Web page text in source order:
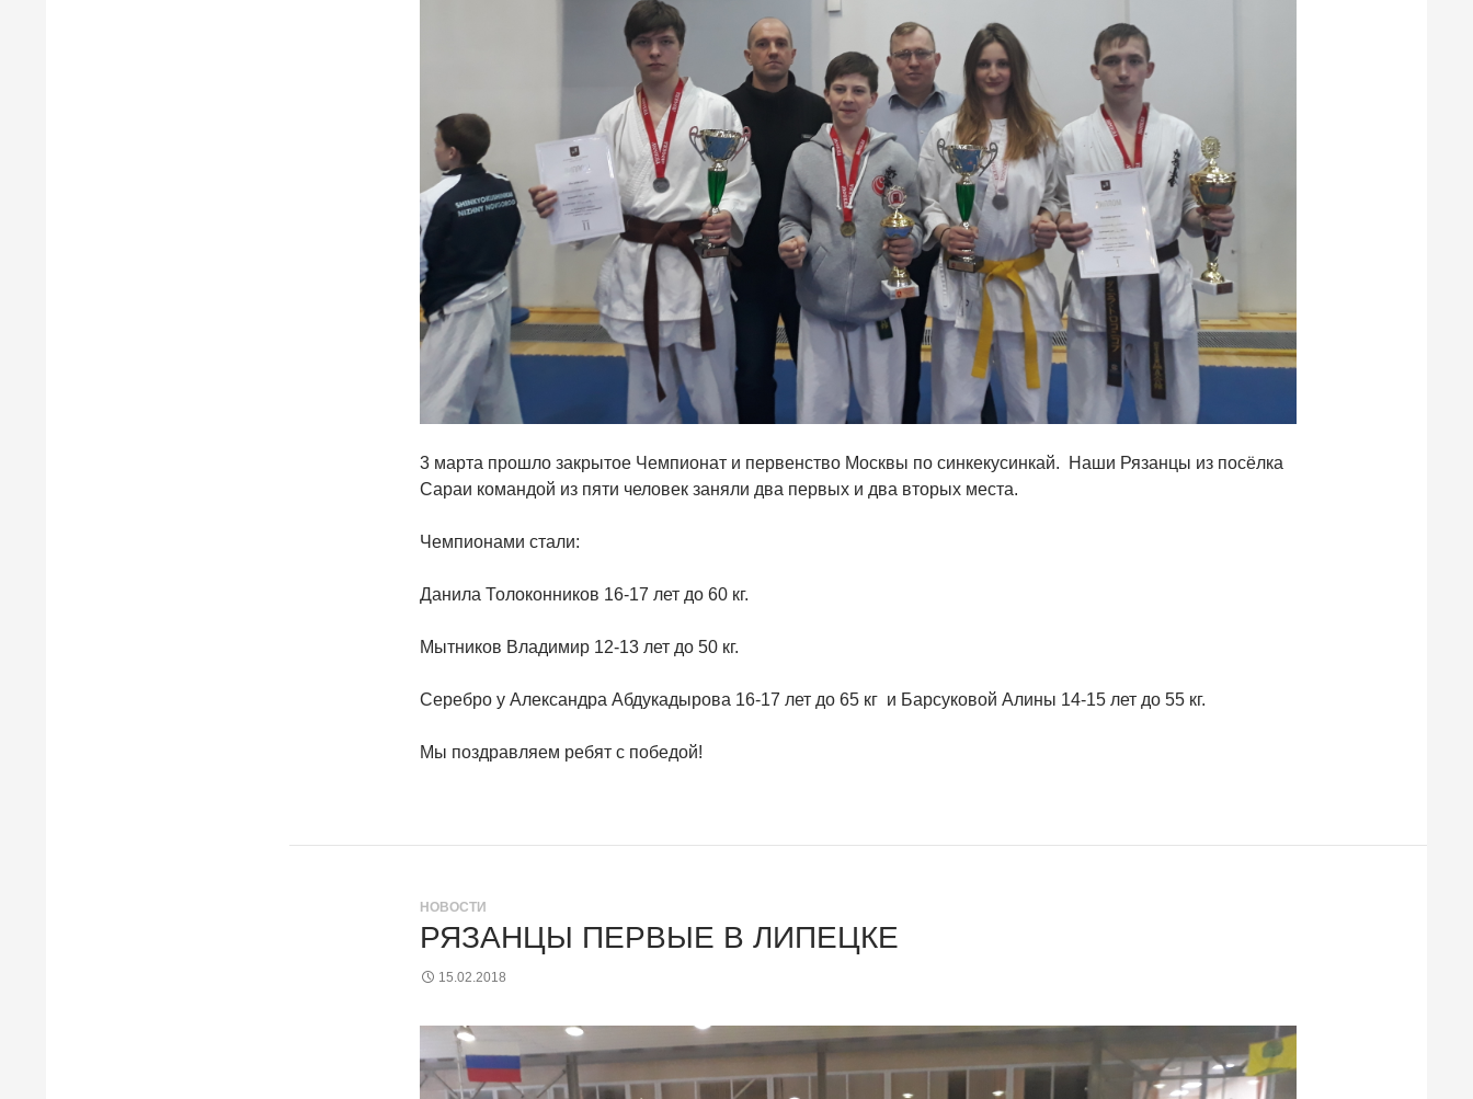
3 марта прошло закрытое Чемпионат и первенство Москвы по синкекусинкай. Наши Рязанцы из посёлка
Сараи командой из пяти человек заняли два первых и два вторых места.
Чемпионами стали:
Данила Толоконников 16-17 лет до 60 кг.
Мытников Владимир 12-13 лет до 50 кг.
Серебро у Александра Абдукадырова 16-17 лет до 65 кг и Барсуковой Алины 14-15 лет до 55 кг.
Мы поздравляем ребят с победой!
НОВОСТИ
РЯЗАНЦЫ ПЕРВЫЕ В ЛИПЕЦКЕ
15.02.2018